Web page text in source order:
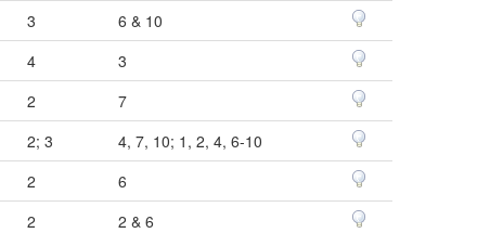
3
6 & 10
4
3
2
7
2; 3
4, 7, 10; 1, 2, 4, 6-10
2
6
2
2 & 6